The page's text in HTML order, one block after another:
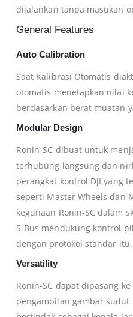
dijalankan tanpa masukan
General Features
Auto Calibration
Saat Kalibrasi Otomatis
otomatis menetapkan nilai
berdasarkan berat muatan
Modular Design
Ronin-SC dibuat untuk
terhubung langsung dan
perangkat kontrol DJI yang
seperti Master Wheels dan
kegunaan Ronin-SC dalam
S-Bus mendukung kontrol
dengan protokol standar itu.
Versatility
Ronin-SC dapat dipasang
pengambilan gambar